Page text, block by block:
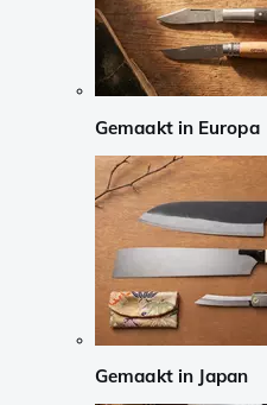
Gemaakt in Europa
Gemaakt in Japan